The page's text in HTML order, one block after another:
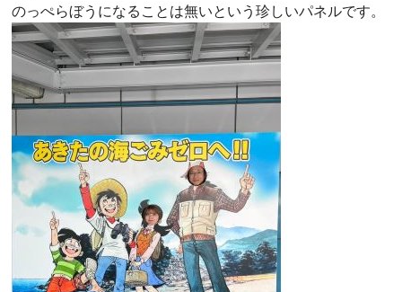
のっぺらぼうになることは無いという珍しいパネルです。